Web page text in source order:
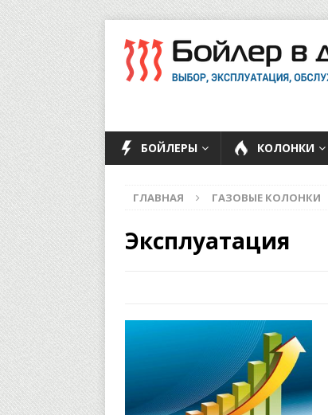
БОЙЛЕРЫ КОЛОНКИ
ГЛАВНАЯ ГАЗОВЫЕ КОЛОНКИ
Эксплуатация